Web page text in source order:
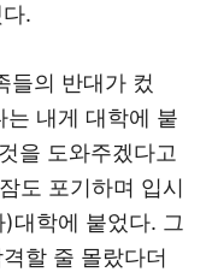
.
들의 반대가 컸
내게 대학에 붙
을 도와주겠다고
도 포기하며 입시
대학에 붙었다. 그
할 줄 몰랐다더